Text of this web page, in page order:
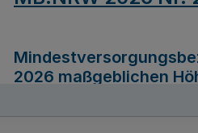
2026 maßgeblichen